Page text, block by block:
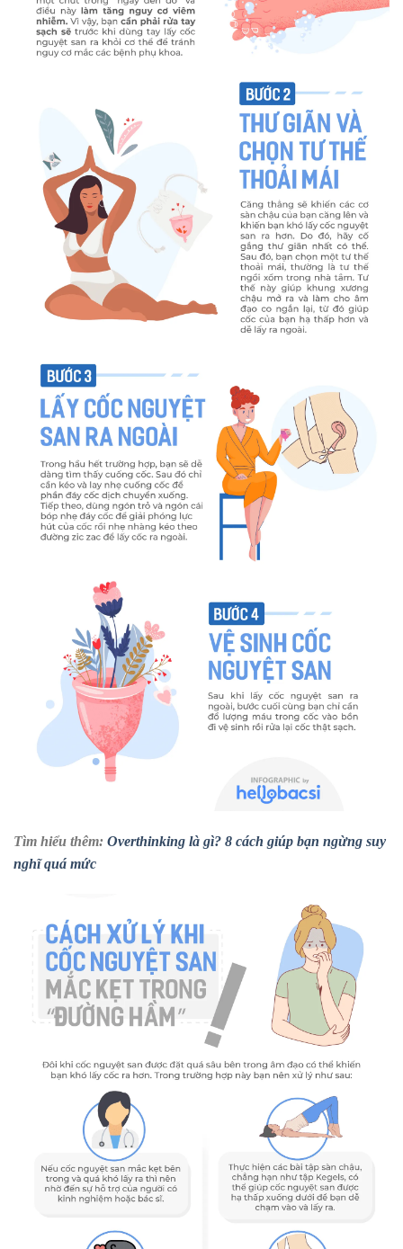
Tìm hiểu thêm: Overthinking là gì? 8 cách giúp bạn ngừng suy
nghĩ quá mức